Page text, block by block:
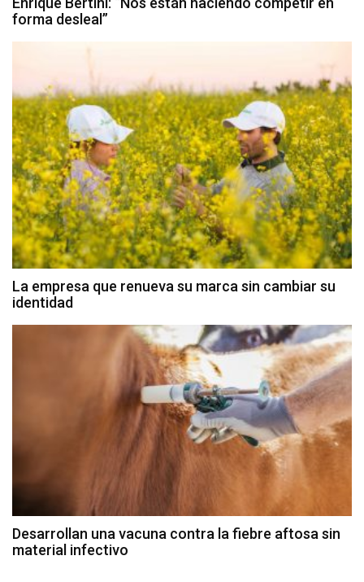
forma desleal”
La empresa que renueva su marca sin cambiar su
identidad
Desarrollan una vacuna contra la fiebre aftosa sin
material infectivo